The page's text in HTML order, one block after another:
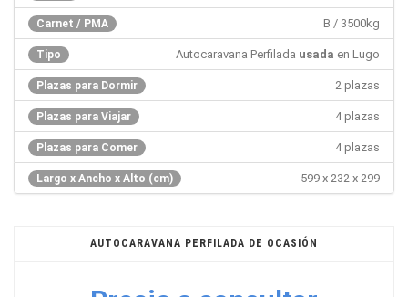
Carnet / PMA B / 3500kg
Tipo Autocaravana Perfilada usada en Lugo
Plazas para Dormir 2 plazas
Plazas para Viajar 4 plazas
Plazas para Comer 4 plazas
Largo x Ancho x Alto (cm) 599 x 232 x 299
AUTOCARAVANA PERFILADA DE OCASIÓN